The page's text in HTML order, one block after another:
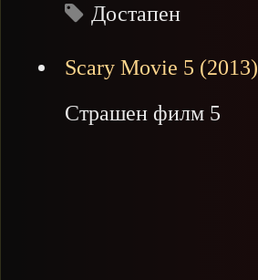
Достапен
Scary Movie 5 (2013)
Страшен филм 5